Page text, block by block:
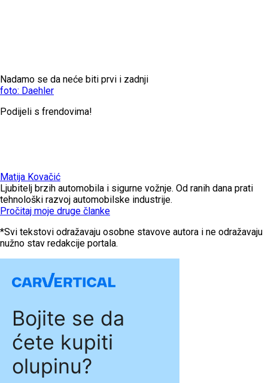
Nadamo se da neće biti prvi i zadnji
foto: Daehler
Podijeli s frendovima!
Matija Kovačić
Ljubitelj brzih automobila i sigurne vožnje. Od ranih dana prati
tehnološki razvoj automobilske industrije.
Pročitaj moje druge članke
*Svi tekstovi odražavaju osobne stavove autora i ne odražavaju
nužno stav redakcije portala.